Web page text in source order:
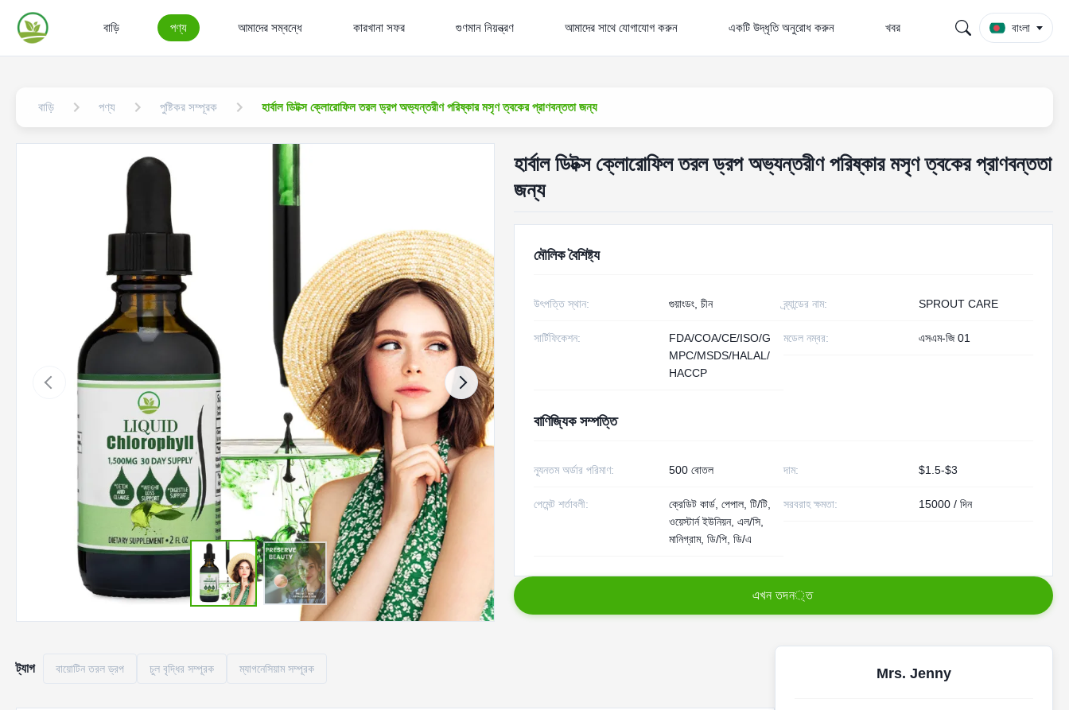
বাড়ি পণ্য আমাদের সম্বন্ধে কারখানা সফর গুণমান নিয়ন্ত্রণ আমাদের সাথে যোগাযোগ করুন একটি উদ্ধৃতি অনুরোধ করুন খবর বাংলা
বাড়ি পণ্য পুষ্টিকর সম্পূরক হার্বাল ডিটক্স ক্লোরোফিল তরল ড্রপ অভ্যন্তরীণ পরিষ্কার মসৃণ ত্বকের প্রাণবন্ততা জন্য
হার্বাল ডিটক্স ক্লোরোফিল তরল ড্রপ অভ্যন্তরীণ পরিষ্কার মসৃণ ত্বকের প্রাণবন্ততা
জন্য
মৌলিক বৈশিষ্ট্য
উৎপত্তি স্থান: গুয়াংডং, চীন ব্র্যান্ডের নাম: SPROUT CARE
সার্টিফিকেশন:
FDA/COA/CE/ISO/G
MPC/MSDS/HALAL/
HACCP
মডেল নম্বর: এসএম-জি 01
বাণিজ্যিক সম্পত্তি
ন্যূনতম অর্ডার পরিমাণ: 500 বোতল দাম: $1.5-$3
পেমেন্ট শর্তাবলী:
ক্রেডিট কার্ড, পেপাল, টি/টি,
ওয়েস্টার্ন ইউনিয়ন, এল/সি,
মানিগ্রাম, ডি/পি, ডি/এ
সরবরাহ ক্ষমতা: 15000 / দিন
এখন তদন্ত
ট্যাগ বায়োটিন তরল ড্রপ চুল বৃদ্ধির সম্পূরক ম্যাগনেসিয়াম সম্পূরক Mrs. Jenny